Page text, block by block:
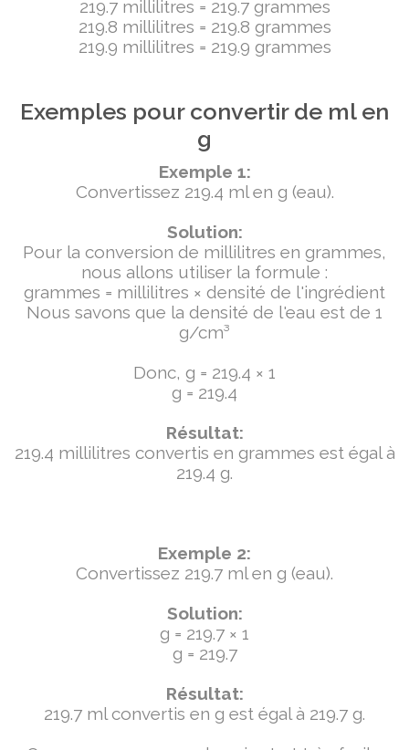
219.7 millilitres = 219.7 grammes
219.8 millilitres = 219.8 grammes
219.9 millilitres = 219.9 grammes
Exemples pour convertir de ml en
g
Exemple 1:
Convertissez 219.4 ml en g (eau).
Solution:
Pour la conversion de millilitres en grammes,
nous allons utiliser la formule :
grammes = millilitres × densité de l'ingrédient
Nous savons que la densité de l'eau est de 1
g/cm³
Donc, g = 219.4 × 1
g = 219.4
Résultat:
219.4 millilitres convertis en grammes est égal à
219.4 g.
Exemple 2:
Convertissez 219.7 ml en g (eau).
Solution:
g = 219.7 × 1
g = 219.7
Résultat:
219.7 ml convertis en g est égal à 219.7 g.